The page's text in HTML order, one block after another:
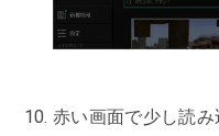
赤い画面で少し読